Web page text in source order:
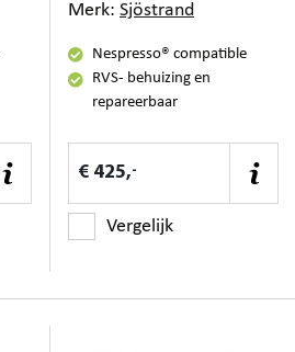
Merk: Sjöstrand
Nespresso® compatible
RVS- behuizing en
repareerbaar
€ 425,-
Vergelijk